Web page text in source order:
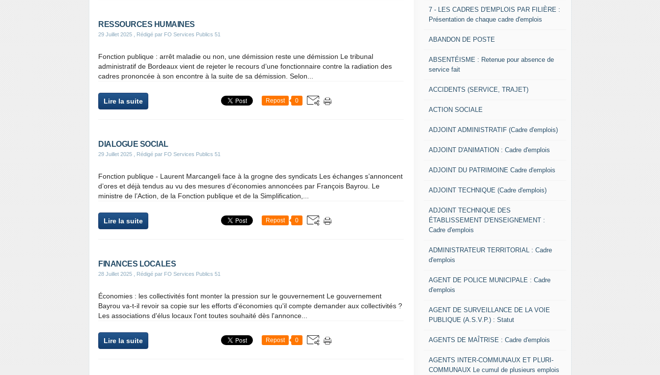
RESSOURCES HUMAINES
29 Juillet 2025 , Rédigé par FO Services Publics 51
Fonction publique : arrêt maladie ou non, une démission reste une démission Le tribunal
administratif de Bordeaux vient de rejeter le recours d’une fonctionnaire contre la radiation des
cadres prononcée à son encontre à la suite de sa démission. Selon...
Lire la suite Repost 0
DIALOGUE SOCIAL
29 Juillet 2025 , Rédigé par FO Services Publics 51
Fonction publique - Laurent Marcangeli face à la grogne des syndicats Les échanges s’annoncent
d’ores et déjà tendus au vu des mesures d’économies annoncées par François Bayrou. Le
ministre de l’Action, de la Fonction publique et de la Simplification,...
Lire la suite Repost 0
FINANCES LOCALES
28 Juillet 2025 , Rédigé par FO Services Publics 51
Économies : les collectivités font monter la pression sur le gouvernement Le gouvernement
Bayrou va-t-il revoir sa copie sur les efforts d'économies qu'il compte demander aux collectivités ?
Les associations d'élus locaux l'ont toutes souhaité dès l'annonce...
Lire la suite Repost 0
7 - LES CADRES D'EMPLOIS PAR FILIÈRE :
Présentation de chaque cadre d'emplois
ABANDON DE POSTE
ABSENTÉISME : Retenue pour absence de
service fait
ACCIDENTS (SERVICE, TRAJET)
ACTION SOCIALE
ADJOINT ADMINISTRATIF (Cadre d'emplois)
ADJOINT D'ANIMATION : Cadre d'emplois
ADJOINT DU PATRIMOINE Cadre d'emplois
ADJOINT TECHNIQUE (Cadre d'emplois)
ADJOINT TECHNIQUE DES
ÉTABLISSEMENT D'ENSEIGNEMENT :
Cadre d'emplois
ADMINISTRATEUR TERRITORIAL : Cadre
d'emplois
AGENT DE POLICE MUNICIPALE : Cadre
d'emplois
AGENT DE SURVEILLANCE DE LA VOIE
PUBLIQUE (A.S.V.P.) : Statut
AGENTS DE MAÎTRISE : Cadre d'emplois
AGENTS INTER-COMMUNAUX ET PLURI-
COMMUNAUX Le cumul de plusieurs emplois